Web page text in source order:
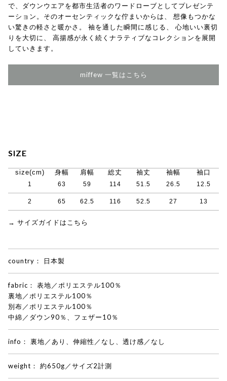
で、ダウンウエアを都市生活者のワードローブとしてプレゼンテ
ーション。そのオーセンティックな佇まいからは、 想像もつかな
い驚きの軽さと暖かさ。 袖を通した瞬間に感じる、 心地いい裏切
りを大切に、 高揚感が永く続くナラティブなコレクションを展開
していきます。
miffew 一覧はこちら
SIZE
size(cm) 身幅 肩幅 総丈 袖丈 袖幅 袖口
1 63 59 114 51.5 26.5 12.5
2 65 62.5 116 52.5 27 13
→ サイズガイドはこちら
country： 日本製
fabric：
表地／ポリエステル100％
裏地／ポリエステル100％
別布／ポリエステル100％
中綿／ダウン90％、フェザー10％
info： 裏地／あり、伸縮性／なし、透け感／なし
weight： 約650g／サイズ2計測